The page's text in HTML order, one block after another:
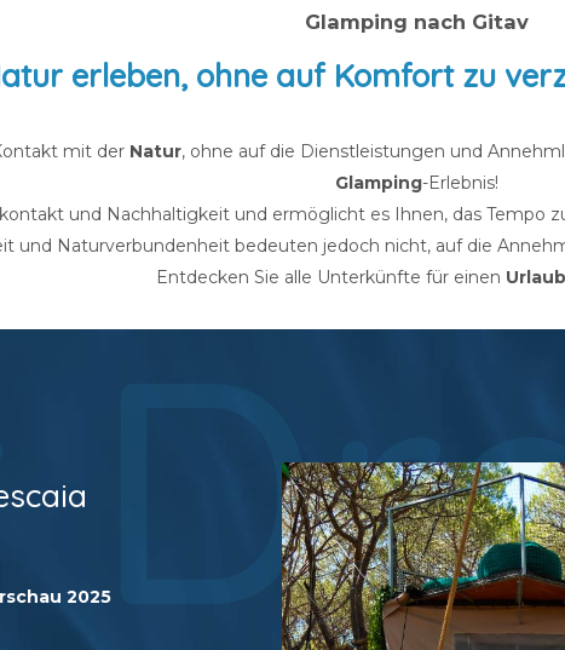
Glamping nach Gitav
erleben, ohne auf Komfort zu
mit der Natur, ohne auf die Dienstleistungen und
Glamping-Erlebnis!
und Nachhaltigkeit und ermöglicht es Ihnen, das Tempo
und Naturverbundenheit bedeuten jedoch nicht, auf die
Entdecken Sie alle Unterkünfte für einen
2025